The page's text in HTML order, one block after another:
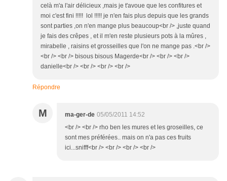
celà m'a l'air délicieux ,mais je t'avoue que les confitures et
moi c'est fini !!!!! lol !!!!! je n'en fais plus depuis que les grands
sont parties ,on n'en mange plus beaucoup<br /> ,juste quand
je fais des crêpes , et il m'en reste plusieurs pots à la mûres ,
mirabelle , raisins et grosseilles que l'on ne mange pas .<br />
<br /> <br /> bisous bisous Magerde<br /> <br /> <br />
danielle<br /> <br /> <br /> <br />
Répondre
M ma-ger-de 05/05/2011 14:52
<br /> <br /> rho ben les mures et les groseilles, ce
sont mes préférées.. mais on n'a pas ces fruits
ici...snifff<br /> <br /> <br /> <br />